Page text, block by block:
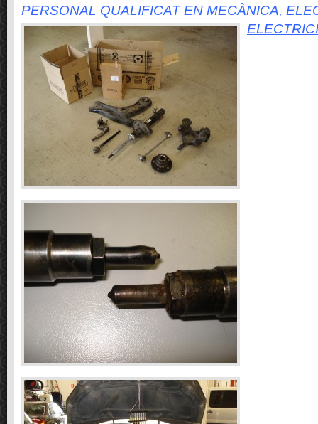
PERSONAL QUALIFICAT EN MECÀNICA,